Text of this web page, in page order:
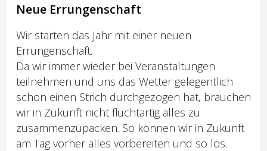
Neue Errungenschaft
Wir starten das Jahr mit einer neuen
Errungenschaft.
Da wir immer wieder bei Veranstaltungen
teilnehmen und uns das Wetter gelegentlich
schon einen Strich durchgezogen hat, brauchen
wir in Zukunft nicht fluchtartig alles zu
zusammenzupacken. So können wir in Zukunft
am Tag vorher alles vorbereiten und so los.